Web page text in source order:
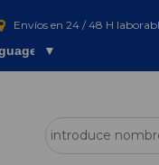
Envíos en 24 / 48 H
▼